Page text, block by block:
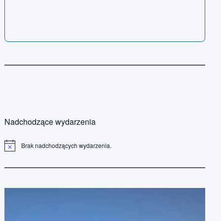
Nadchodzące wydarzenia
P
d
Brak nadchodzących wydarzenia.